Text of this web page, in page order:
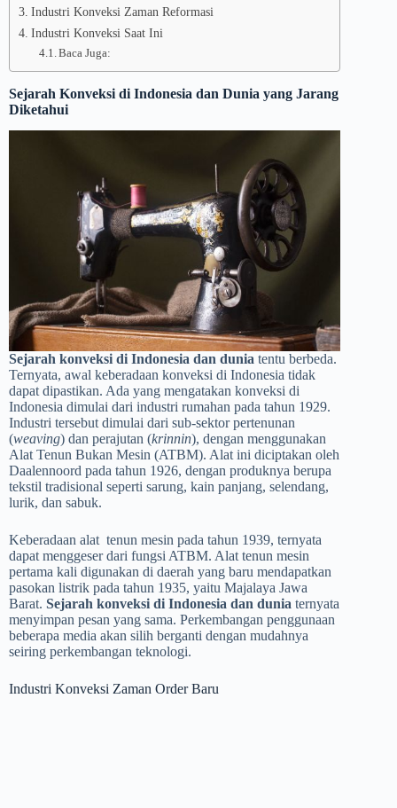
Industri Konveksi Zaman Reformasi
Industri Konveksi Saat Ini
Baca Juga:
Sejarah Konveksi di Indonesia dan Dunia yang Jarang
Diketahui
Sejarah konveksi di Indonesia dan dunia tentu berbeda.
Ternyata, awal keberadaan konveksi di Indonesia tidak
dapat dipastikan. Ada yang mengatakan konveksi di
Indonesia dimulai dari industri rumahan pada tahun 1929.
Industri tersebut dimulai dari sub-sektor pertenunan
(weaving) dan perajutan (krinnin), dengan menggunakan
Alat Tenun Bukan Mesin (ATBM). Alat ini diciptakan oleh
Daalennoord pada tahun 1926, dengan produknya berupa
tekstil tradisional seperti sarung, kain panjang, selendang,
lurik, dan sabuk.
Keberadaan alat tenun mesin pada tahun 1939, ternyata
dapat menggeser dari fungsi ATBM. Alat tenun mesin
pertama kali digunakan di daerah yang baru mendapatkan
pasokan listrik pada tahun 1935, yaitu Majalaya Jawa
Barat. Sejarah konveksi di Indonesia dan dunia ternyata
menyimpan pesan yang sama. Perkembangan penggunaan
beberapa media akan silih berganti dengan mudahnya
seiring perkembangan teknologi.
Industri Konveksi Zaman Order Baru